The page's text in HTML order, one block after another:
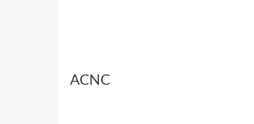
ACNC